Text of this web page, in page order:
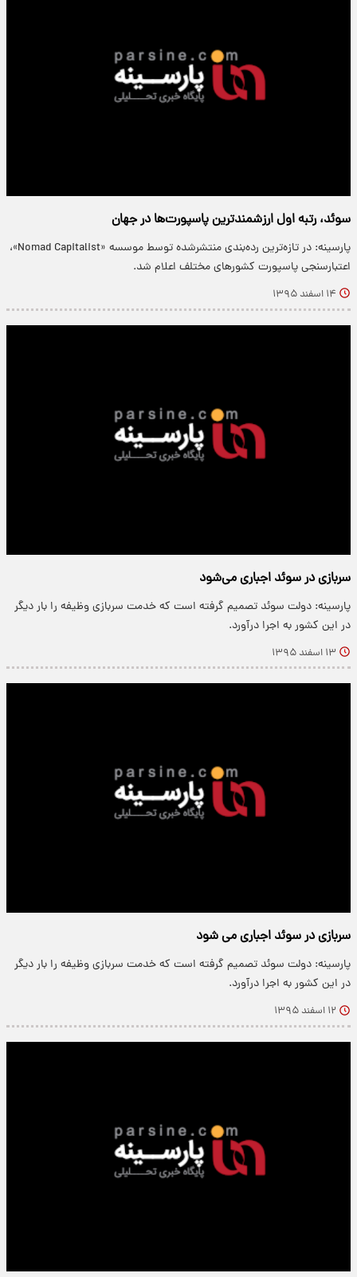
سوئد، رتبه اول ارزشمندترین پاسپورت‌ها در جهان
پارسینه: در تازه‌ترین رده‌بندی منتشرشده توسط موسسه «Nomad Capitalist»،
اعتبارسنجی پاسپورت کشورهای مختلف اعلام شد.
۱۴ اسفند ۱۳۹۵
سربازی در سوئد اجباری می‌شود
پارسینه: دولت سوئد تصمیم گرفته است که خدمت سربازی وظیفه را بار دیگر
در این کشور به اجرا درآورد.
۱۳ اسفند ۱۳۹۵
سربازی در سوئد اجباری می شود
پارسینه: دولت سوئد تصمیم گرفته است که خدمت سربازی وظیفه را بار دیگر
در این کشور به اجرا درآورد.
۱۲ اسفند ۱۳۹۵